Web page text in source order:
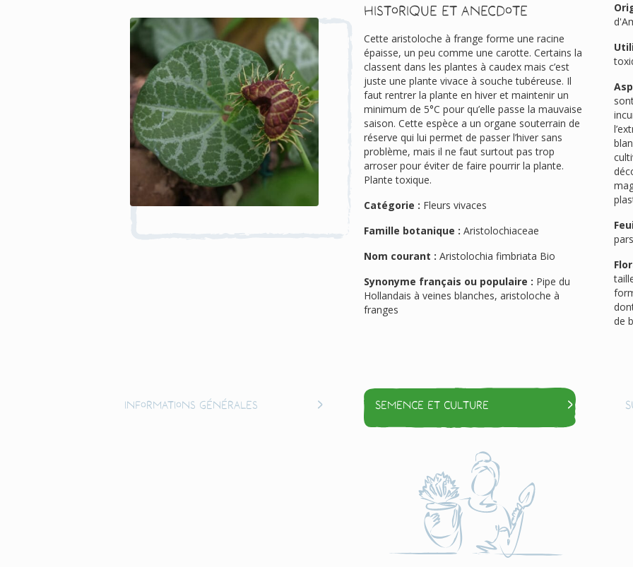
Historique et anecdote
Cette aristoloche à frange forme une racine
épaisse, un peu comme une carotte. Certains la
classent dans les plantes à caudex mais c’est
juste une plante vivace à souche tubéreuse. Il
faut rentrer la plante en hiver et maintenir un
minimum de 5°C pour qu’elle passe la mauvaise
saison. Cette espèce a un organe souterrain de
réserve qui lui permet de passer l’hiver sans
problème, mais il ne faut surtout pas trop
arroser pour éviter de faire pourrir la plante.
Plante toxique.
Catégorie : Fleurs vivaces
Famille botanique : Aristolochiaceae
Nom courant : Aristolochia fimbriata Bio
Synonyme français ou populaire :
Hollandais à veines blanches, aristoloche à
franges
de
Informations générales Semence et culture